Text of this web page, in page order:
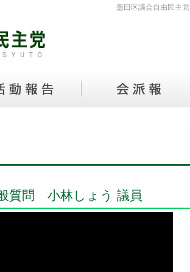
墨田区議会自由民主党
質問 小林しょう 議員